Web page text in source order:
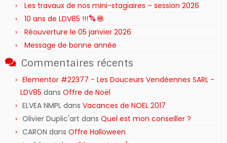
Les travaux de nos mini-stagiaires – session 2026 ‍‍‍‍‍
10 ans de LDV85 !!!
Réouverture le 05 janvier 2026
Message de bonne année
Commentaires récents
Elementor #22377 - Les Douceurs Vendéennes SARL -
LDV85 dans Offre de Noël
ELVEA NMPL dans Vacances de NOEL 2017
Olivier Duplic'art dans Quel est mon conseiller ?
CARON dans Offre Halloween